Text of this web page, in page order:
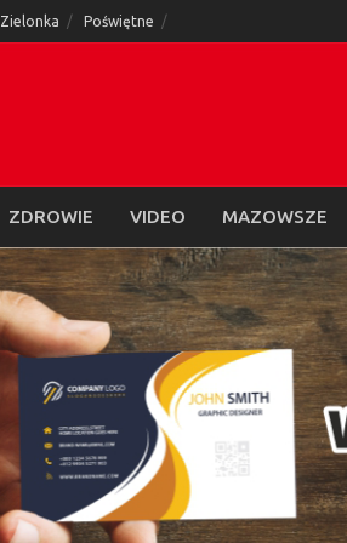
Zielonka Poświętne
ZDROWIE VIDEO MAZOWSZE